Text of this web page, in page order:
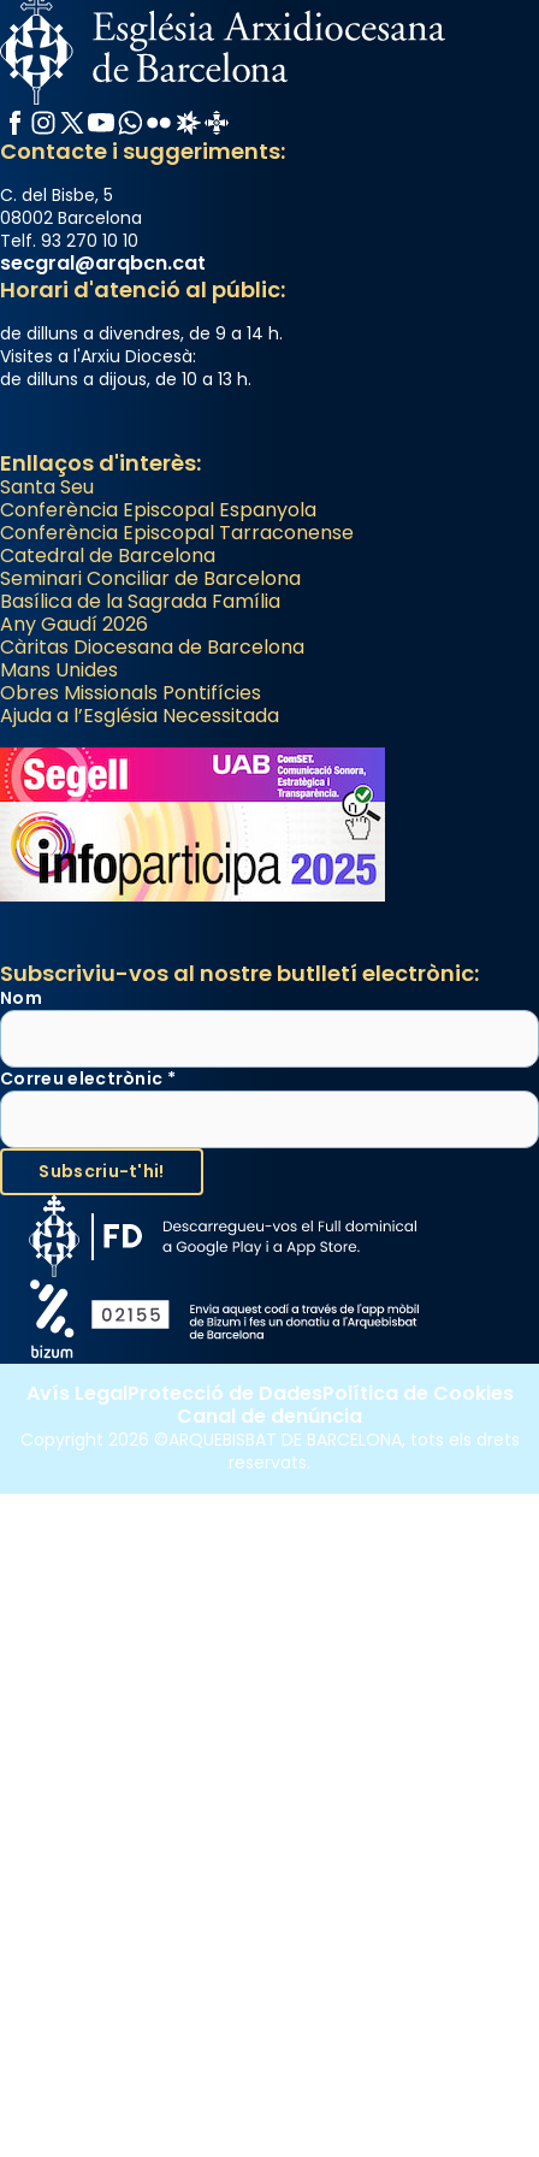
Facebook
Instagram
X / Twitter
YouTube
WhatsApp
FlickrRadio Estel
Catalunya Cristiana
Contacte i suggeriments:
C. del Bisbe, 5
08002 Barcelona
Telf. 93 270 10 10
secgral@arqbcn.cat
Horari d'atenció al públic:
de dilluns a divendres, de 9 a 14 h.
Visites a l'Arxiu Diocesà:
de dilluns a dijous, de 10 a 13 h.
Enllaços d'interès:
Santa Seu
Conferència Episcopal Espanyola
Conferència Episcopal Tarraconense
Catedral de Barcelona
Seminari Conciliar de Barcelona
Basílica de la Sagrada Família
Any Gaudí 2026
Càritas Diocesana de Barcelona
Mans Unides
Obres Missionals Pontifícies
Ajuda a l’Església Necessitada
Subscriviu-vos al nostre butlletí electrònic:
Nom
Correu electrònic *
Copyright 2026 ©ARQUEBISBAT DE BARCELONA, tots els drets
reservats.
Avís LegalProtecció de DadesPolítica de Cookies
Canal de denúncia